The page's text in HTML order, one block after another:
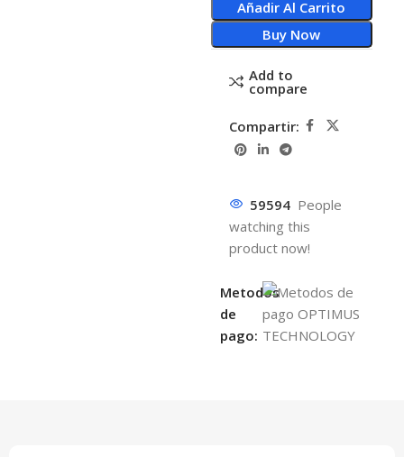
Añadir Al Carrito
Buy Now
Add to
compare
Compartir:
59594 People
watching this
product now!
Metodos
de
pago: